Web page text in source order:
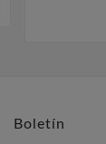
Boletín